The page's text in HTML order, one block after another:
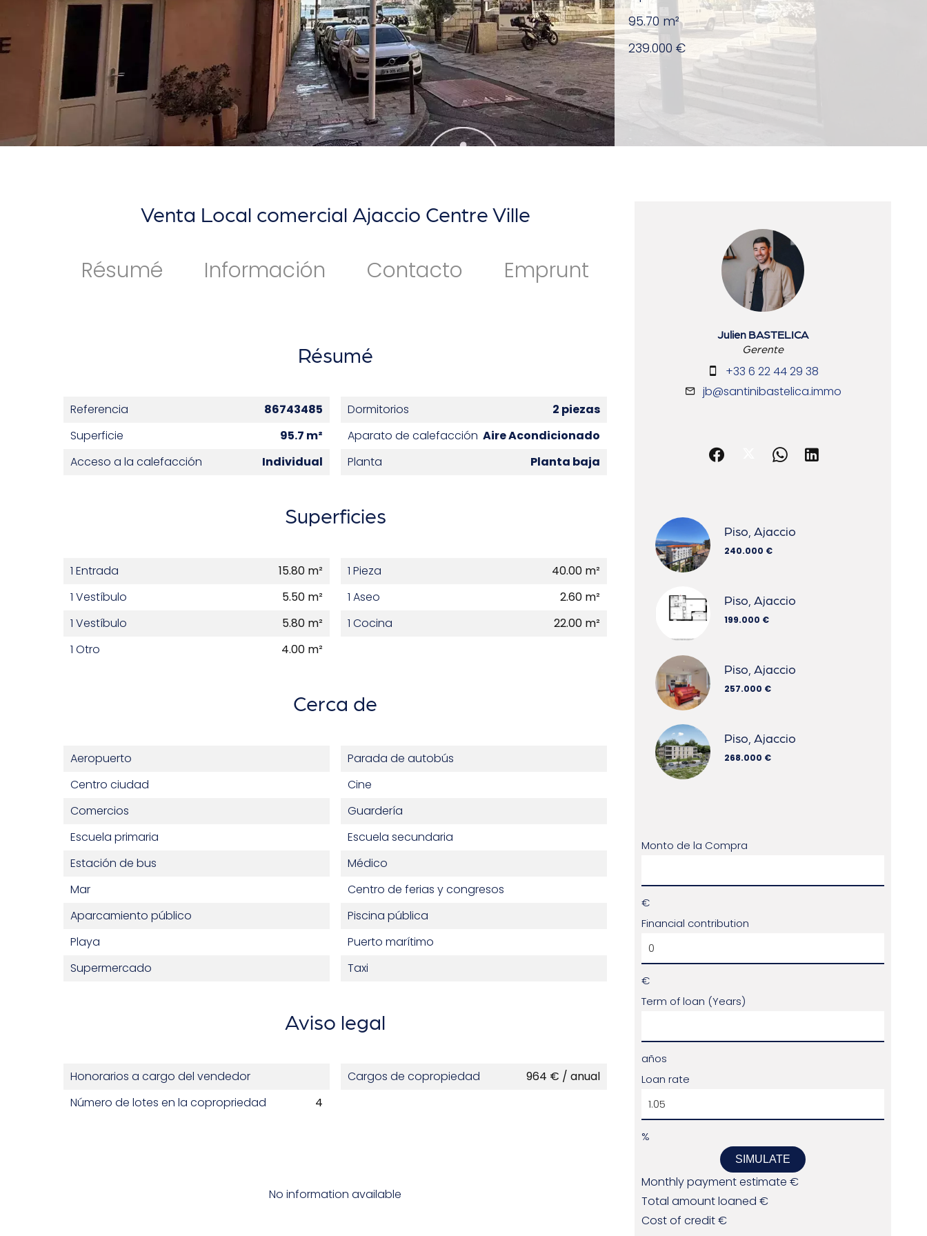
95.70 m²
239.000 €
Venta Local comercial Ajaccio Centre Ville
Résumé Información Contacto Emprunt
Résumé
Referencia 86743485 Dormitorios
2 piezas
Superficie
95.7 m² Aparato de calefacción Aire Acondicionado
Acceso a la calefacción
Individual Planta Planta baja
Superficies
1 Entrada 15.80 m² 1 Pieza
40.00 m²
1 Vestíbulo
5.50 m² 1 Aseo
2.60 m²
1 Vestíbulo
5.80 m² 1 Cocina
22.00 m²
1 Otro
4.00 m²
Cerca de
Aeropuerto
Parada de autobús
Centro ciudad
Cine
Comercios
Guardería
Escuela primaria
Escuela secundaria
Estación de bus
Médico
Mar
Centro de ferias y congresos
Aparcamiento público
Piscina pública
Playa
Puerto marítimo
Supermercado
Taxi
Aviso legal
Honorarios a cargo del vendedor Cargos de copropiedad
964 € / anual
Número de lotes en la copropriedad
4
No information available
Julien BASTELICA
Gerente
+33 6 22 44 29 38
jb@santinibastelica.immo
Piso, Ajaccio
240.000 €
Piso, Ajaccio
199.000 €
Piso, Ajaccio
257.000 €
Piso, Ajaccio
268.000 €
Monto de la Compra
€
Financial contribution
€
Term of loan (Years)
años
Loan rate
%
SIMULATE
Monthly payment estimate €
Total amount loaned €
Cost of credit€